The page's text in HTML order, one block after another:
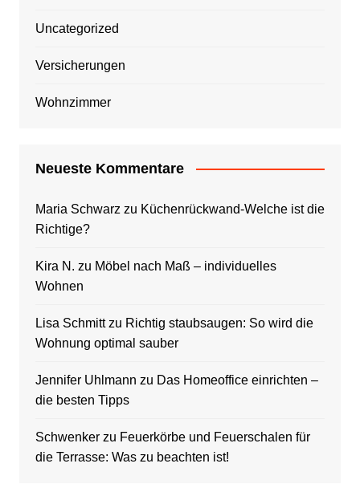
Uncategorized
Versicherungen
Wohnzimmer
Neueste Kommentare
Maria Schwarz zu Küchenrückwand-Welche ist die
Richtige?
Kira N. zu Möbel nach Maß – individuelles
Wohnen
Lisa Schmittzu Richtig staubsaugen: So wird die
Wohnung optimal sauber
Jennifer Uhlmann zu Das Homeoffice einrichten –
die besten Tipps
Schwenkerzu Feuerkörbe und Feuerschalen für
die Terrasse: Was zu beachten ist!